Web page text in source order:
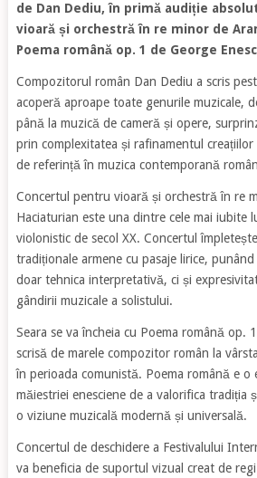
de Dan Dediu, în primă audiție
vioară și orchestră în re minor de
Poema română op. 1 de George
Compozitorul român Dan Dediu a scris
acoperă aproape toate genurile muzicale,
până la muzică de cameră și opere,
prin complexitatea și rafinamentul
de referință în muzica contemporană
Concertul pentru vioară și orchestră în re
Haciaturian este una dintre cele mai iubite
violonistic de secol XX. Concertul
tradiționale armene cu pasaje lirice,
doar tehnica interpretativă, ci și
gândirii muzicale a solistului.
Seara se va încheia cu Poema română op.
scrisă de marele compozitor român la
în perioada comunistă. Poema română e o
măiestriei enesciene de a valorifica tradiția
o viziune muzicală modernă și universală.
Concertul de deschidere a Festivalului
va beneficia de suportul vizual creat de